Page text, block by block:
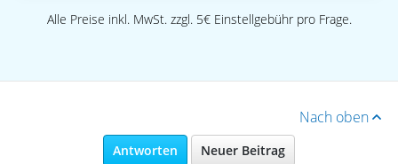
Alle Preise inkl. MwSt. zzgl. 5€ Einstellgebühr pro Frage.
Nach oben
Antworten Neuer Beitrag